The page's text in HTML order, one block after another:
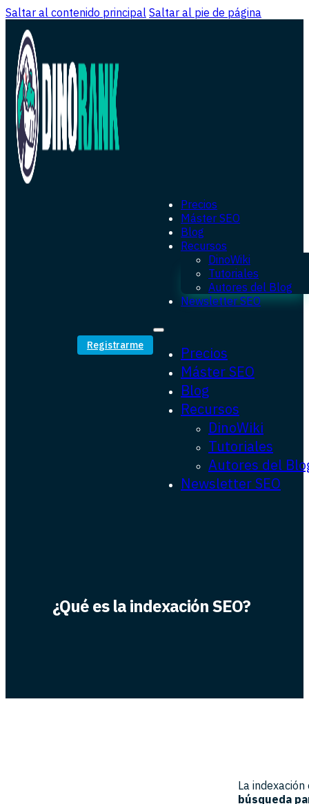
Saltar al contenido principal Saltar al pie de página
Precios
Máster SEO
Blog
Recursos
DinoWiki
Tutoriales
Autores del Blog
Newsletter SEO
Precios
Máster SEO
Blog
Recursos
DinoWiki
Tutoriales
Autores del
Newsletter SEO
Registrarme
¿Qué es la indexación SEO?
La
búsqueda